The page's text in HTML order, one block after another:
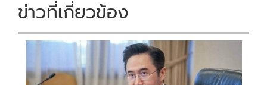
ข่าวที่เกี่ยวข้อง